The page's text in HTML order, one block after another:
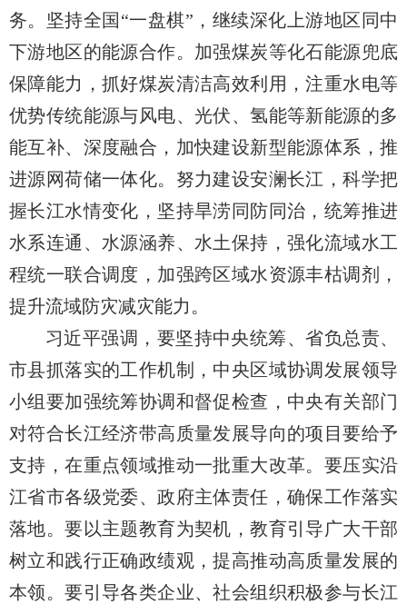
务。坚持全国“一盘棋”，继续深化上游地区同中
下游地区的能源合作。加强煤炭等化石能源兜底
保障能力，抓好煤炭清洁高效利用，注重水电等
优势传统能源与风电、光伏、氢能等新能源的多
能互补、深度融合，加快建设新型能源体系，推
进源网荷储一体化。努力建设安澜长江，科学把
握长江水情变化，坚持旱涝同防同治，统筹推进
水系连通、水源涵养、水土保持，强化流域水工
程统一联合调度，加强跨区域水资源丰枯调剂，
提升流域防灾减灾能力。
习近平强调，要坚持中央统筹、省负总责、
市县抓落实的工作机制，中央区域协调发展领导
小组要加强统筹协调和督促检查，中央有关部门
对符合长江经济带高质量发展导向的项目要给予
支持，在重点领域推动一批重大改革。要压实沿
江省市各级党委、政府主体责任，确保工作落实
落地。要以主题教育为契机，教育引导广大干部
树立和践行正确政绩观，提高推动高质量发展的
本领。要引导各类企业、社会组织积极参与长江